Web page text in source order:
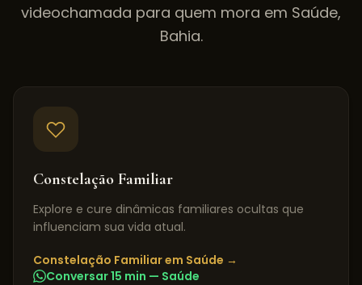
videochamada para quem mora em Saúde,
Bahia.
Constelação Familiar
Explore e cure dinâmicas familiares ocultas que
influenciam sua vida atual.
Constelação Familiarem Saúde →
Conversar 15 min — Saúde